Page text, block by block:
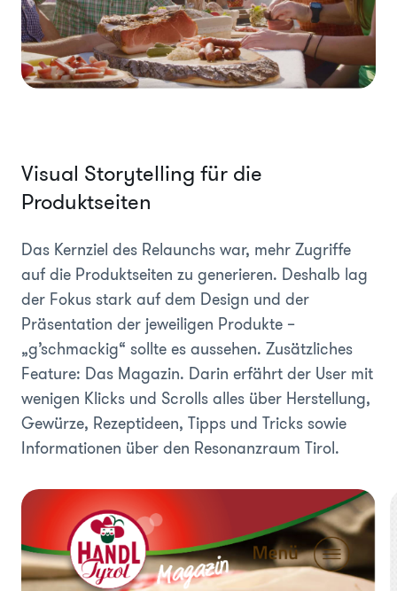
Visual Storytelling für die
Produktseiten
Das Kernziel des Relaunchs war, mehr Zugriffe
auf die Produktseiten zu generieren. Deshalb lag
der Fokus stark auf dem Design und der
Präsentation der jeweiligen Produkte –
„g’schmackig“ sollte es aussehen. Zusätzliches
Feature: Das Magazin. Darin erfährt der User mit
wenigen Klicks und Scrolls alles über Herstellung,
Gewürze, Rezeptideen, Tipps und Tricks sowie
Informationen über den Resonanzraum Tirol.